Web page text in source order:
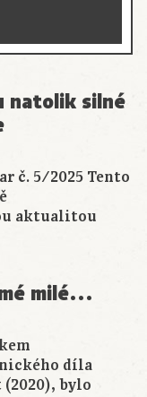
natolik silné
č. 5/2025 Tento
aktualitou
milé…
díla
bylo